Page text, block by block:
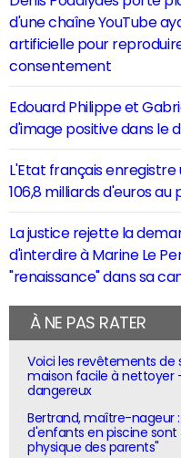
d'une chaîne YouTube
artificielle pour
consentement
Edouard Philippe et
d'image positive dans le
L'Etat français
106,8 milliards d'euros
La justice rejette la
d'interdire à Marine Le
"renaissance" dans sa
À NE PAS RATER
Voici les revêtements de
maison facile à nettoyer
dangereux
Bertrand, maître-nageur
d'enfants en piscine
physique des parents"